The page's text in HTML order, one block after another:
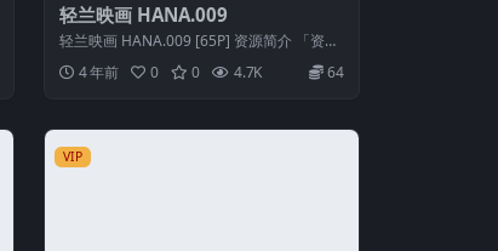
轻兰映画 HANA.009
轻兰映画 HANA.009 [65P] 资源简介 「资源
名称」：轻兰映画 HAN...
4 年前 0 0 4.7K 64
VIP